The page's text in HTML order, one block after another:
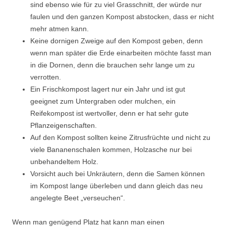
sind ebenso wie für zu viel Grasschnitt, der würde nur
faulen und den ganzen Kompost abstocken, dass er nicht
mehr atmen kann.
Keine dornigen Zweige auf den Kompost geben, denn
wenn man später die Erde einarbeiten möchte fasst man
in die Dornen, denn die brauchen sehr lange um zu
verrotten.
Ein Frischkompost lagert nur ein Jahr und ist gut
geeignet zum Untergraben oder mulchen, ein
Reifekompost ist wertvoller, denn er hat sehr gute
Pflanzeigenschaften.
Auf den Kompost sollten keine Zitrusfrüchte und nicht zu
viele Bananenschalen kommen, Holzasche nur bei
unbehandeltem Holz.
Vorsicht auch bei Unkräutern, denn die Samen können
im Kompost lange überleben und dann gleich das neu
angelegte Beet „verseuchen“.
Wenn man genügend Platz hat kann man einen